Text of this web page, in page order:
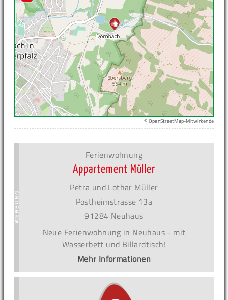
© OpenStreetMap-Mitwirkende
Ferienwohnung
Appartement Müller
Petra und Lothar Müller
Postheimstrasse 13a
91284 Neuhaus
Neue Ferienwohnung in Neuhaus - mit
Wasserbett und Billardtisch!
Mehr Informationen